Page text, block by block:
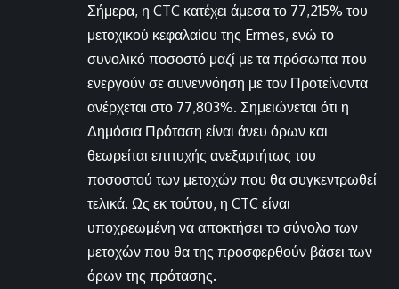
Σήμερα, η CTC κατέχει άμεσα το 77,215% του
μετοχικού κεφαλαίου της Ermes, ενώ το
συνολικό ποσοστό μαζί με τα πρόσωπα που
ενεργούν σε συνεννόηση με τον Προτείνοντα
ανέρχεται στο 77,803%. Σημειώνεται ότι η
Δημόσια Πρόταση είναι άνευ όρων και
θεωρείται επιτυχής ανεξαρτήτως του
ποσοστού των μετοχών που θα συγκεντρωθεί
τελικά. Ως εκ τούτου, η CTC είναι
υποχρεωμένη να αποκτήσει το σύνολο των
μετοχών που θα της προσφερθούν βάσει των
όρων της πρότασης.